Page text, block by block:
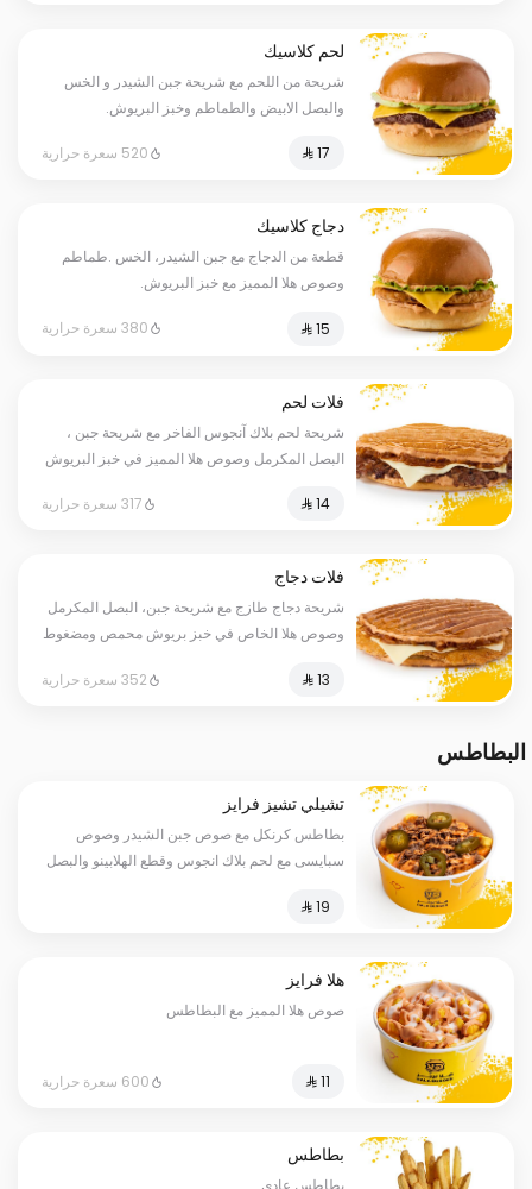
لحم كلاسيك
شريحة من اللحم مع شريحة جبن الشيدر و الخس
والبصل الابيض والطماطم وخبز البريوش.
520 سعرة حرارية
دجاج كلاسيك
قطعة من الدجاج مع جبن الشيدر، الخس .طماطم
وصوص هلا المميز مع خبز البريوش.
380 سعرة حرارية
فلات لحم
شريحة لحم بلاك آنجوس الفاخر مع شريحة جبن ،
البصل المكرمل وصوص هلا المميز في خبز البريوش
⁨⁦‪‬ 14⁩
317 سعرة حرارية
فلات دجاج
شريحة دجاج طازج مع شريحة جبن، البصل المكرمل
وصوص هلا الخاص في خبز بريوش محمص ومضغوط
352 سعرة حرارية
البطاطس
تشيلي تشيز فرايز
بطاطس كرنكل مع صوص جبن الشيدر وصوص
سبايسى مع لحم بلاك انجوس وقطع الهلابينو والبصل
هلا فرايز
صوص هلا المميز مع البطاطس
600 سعرة حرارية
بطاطس